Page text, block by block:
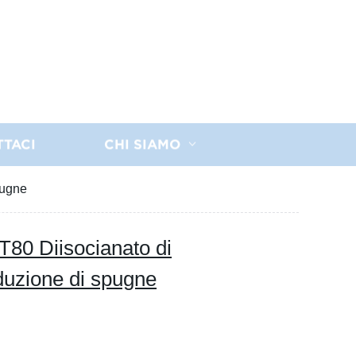
CHI SIAMO
Diisocianato di
di spugne